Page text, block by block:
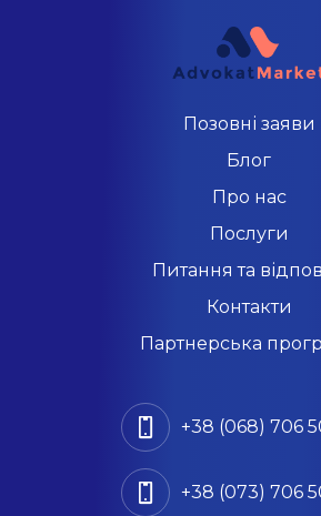
Позовні заяви
Блог
Про нас
Послуги
Питання та
Контакти
Партнерська
+38 (068) 706
+38 (073) 706